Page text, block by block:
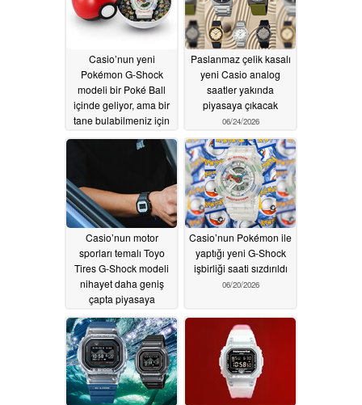
Casio’nun yeni
Pokémon G-Shock
modeli bir Poké Ball
içinde geliyor, ama bir
tane bulabilmeniz için
06/26/2026
Paslanmaz çelik kasalı
yeni Casio analog
saatler yakında
piyasaya çıkacak
06/24/2026
Casio’nun motor
sporları temalı Toyo
Tires G-Shock modeli
nihayet daha geniş
çapta piyasaya
06/24/2026
Casio’nun Pokémon ile
yaptığı yeni G-Shock
işbirliği saati sızdırıldı
06/20/2026